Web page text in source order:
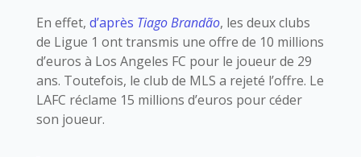
En effet, d’après Tiago Brandão, les deux clubs
de Ligue 1 ont transmis une offre de 10 millions
d’euros à Los Angeles FC pour le joueur de 29
ans. Toutefois, le club de MLS a rejeté l’offre. Le
LAFC réclame 15 millions d’euros pour céder
son joueur.